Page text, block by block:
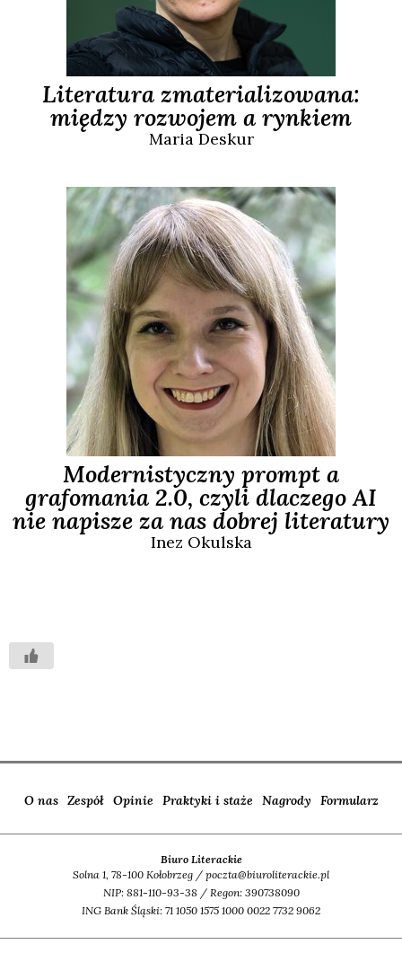
Literatura zmaterializowana:
między rozwojem a rynkiem
MariaDeskur
Modernistyczny prompt a
grafomania 2.0, czyli dlaczego AI
nie napisze za nas dobrej literatury
Inez Okulska
O nas Zespół Opinie Praktyki i staże Nagrody Formularz
Biuro Literackie
Solna 1, 78-100 Kołobrzeg / poczta@biuroliterackie.pl
NIP: 881-110-93-38 / Regon: 390738090
ING Bank Śląski: 71 1050 1575 1000 0022 7732 9062